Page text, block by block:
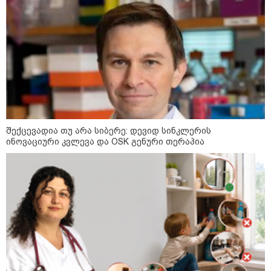
სებ - აშშ-ის სახაზინო
დეპარტამენტის მიერ
სანქცირებული პირი არ
წარმოადგენს საქართველოს
ეროვნული ბანკის რეგულირებულ
სუბიექტს
მოზაიკა
შექცევადია თუ არა სიბერე: დევიდ სინკლერის
ინოვაციური კვლევა და OSK გენური თერაპია